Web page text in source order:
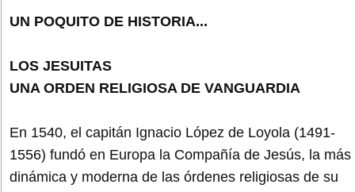
UN POQUITO DE HISTORIA...
LOS JESUITAS
UNA ORDEN RELIGIOSA DE VANGUARDIA
En 1540, el capitán Ignacio López de Loyola (1491-
1556) fundó en Europa la Compañía de Jesús, la más
dinámica y moderna de las órdenes religiosas de su